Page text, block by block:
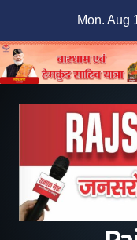
content
Mon. Aug